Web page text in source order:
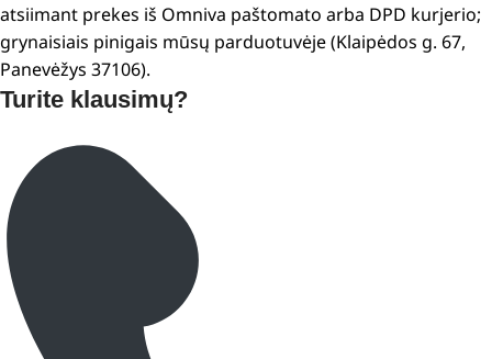
atsiimant prekes iš Omniva paštomato arba DPD kurjerio;
grynaisiais pinigais mūsų parduotuvėje (Klaipėdos g. 67,
Panevėžys 37106).
Turite klausimų?